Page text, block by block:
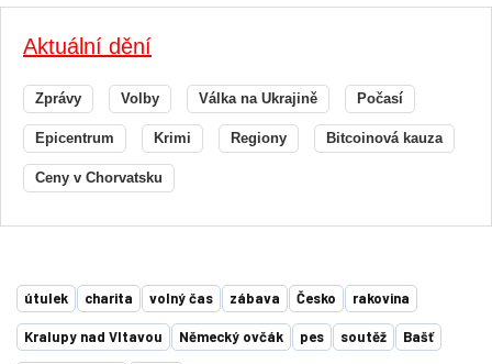
Aktuální dění
Zprávy Volby Válka na Ukrajině Počasí
Epicentrum Krimi Regiony Bitcoinová kauza
Ceny v Chorvatsku
útulek charita volný čas zábava Česko rakovina
Kralupy nad Vltavou Německý ovčák pes soutěž Bašť